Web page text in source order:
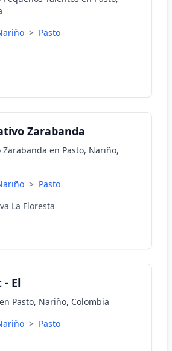
> Pasto
Zarabanda
Zarabanda en Pasto, Nariño,
> Pasto
La Floresta
El
Pasto, Nariño, Colombia
> Pasto